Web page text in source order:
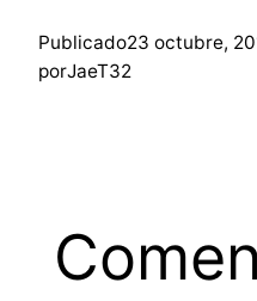
Publicado23 octubre,
porJaeT32